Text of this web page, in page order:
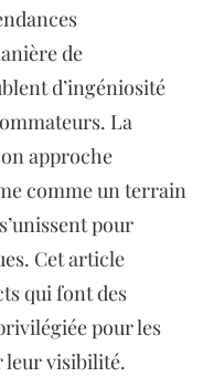
de
d’ingéniosité
La
approche
comme un terrain
pour
Cet article
qui font des
pour les
leur visibilité.